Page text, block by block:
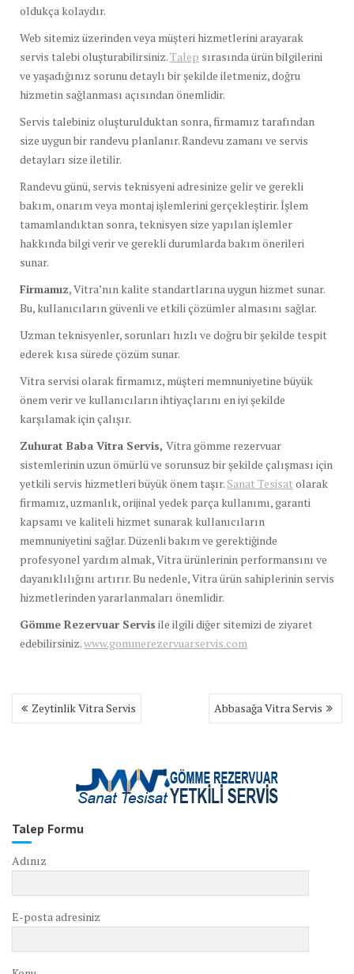
oldukça kolaydır.
Web sitemiz üzerinden veya müşteri hizmetlerini arayarak
servis talebi oluşturabilirsiniz.Talep sırasında ürün bilgilerini
ve yaşadığınız sorunu detaylı bir şekilde iletmeniz, doğru
hizmetin sağlanması açısından önemlidir.
Servis talebiniz oluşturulduktan sonra, firmamız tarafından
size uygun bir randevu planlanır. Randevu zamanı ve servis
detayları size iletilir.
Randevu günü, servis teknisyeni adresinize gelir ve gerekli
bakım, onarım veya montaj işlemlerini gerçekleştirir. İşlem
tamamlandıktan sonra, teknisyen size yapılan işlemler
hakkında bilgi verir ve gerekli durumlarda bakım önerileri
sunar.
Firmamız, Vitra’nın kalite standartlarına uygun hizmet sunar.
Bu, kullanıcıların güvenli ve etkili çözümler almasını sağlar.
Uzman teknisyenler, sorunları hızlı ve doğru bir şekilde tespit
ederek kısa sürede çözüm sunar.
Vitra servisi olarak firmamız, müşteri memnuniyetine büyük
önem verir ve kullanıcıların ihtiyaçlarını en iyi şekilde
karşılamak için çalışır.
Zuhurat Baba Vitra Servis, Vitra gömme rezervuar
sistemlerinin uzun ömürlü ve sorunsuz bir şekilde çalışması için
yetkili servis hizmetleri büyük önem taşır. Sanat Tesisat olarak
firmamız, uzmanlık, orijinal yedek parça kullanımı, garanti
kapsamı ve kaliteli hizmet sunarak kullanıcıların
memnuniyetini sağlar. Düzenli bakım ve gerektiğinde
profesyonel yardım almak, Vitra ürünlerinin performansını ve
dayanıklılığını artırır. Bu nedenle, Vitra ürün sahiplerinin servis
hizmetlerinden yararlanmaları önemlidir.
Gömme Rezervuar Servis ile ilgili diğer sitemizi de ziyaret
edebilirsiniz.www.gommerezervuarservis.com
Yazı
gezinmesi
Zeytinlik Vitra Servis Abbasağa Vitra Servis
Talep Formu
Adınız
E-posta adresiniz